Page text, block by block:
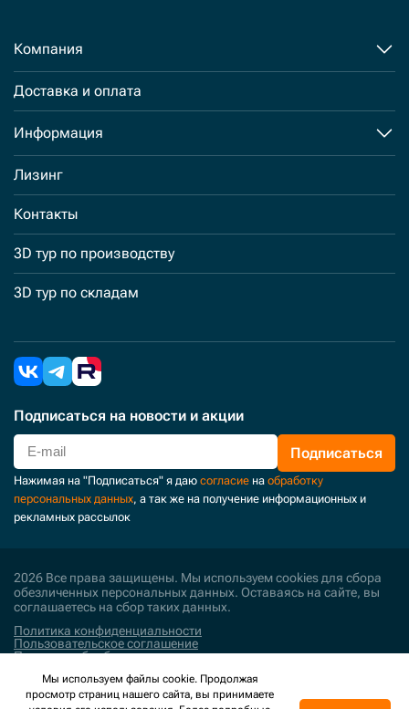
Компания
Доставка и оплата
Информация
Лизинг
Контакты
3D тур по производству
3D тур по складам
Подписаться на новости и акции
Подписаться
Нажимая на "Подписаться" я даю согласие на обработку
персональных данных, а так же на получение информационных и
рекламных рассылок
2026 Все права защищены. Мы используем cookies для сбора
обезличенных персональных данных. Оставаясь на сайте, вы
соглашаетесь на сбор таких данных.
Политика конфиденциальности
Пользовательское соглашение
Политика обработки персональных данных
Поддержка и развитие
Мы используем файлы cookie. Продолжая
просмотр страниц нашего сайта, вы принимаете